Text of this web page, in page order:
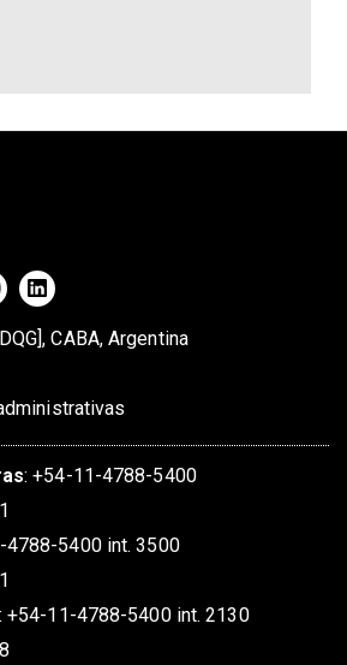
CABA, Argentina
:+54-11-4788-5400
4788-5400 int. 3500
:+54-11-4788-5400 int. 2130